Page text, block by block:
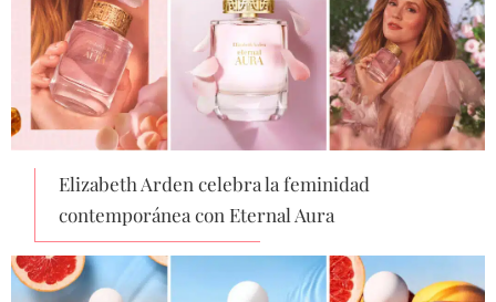
Elizabeth Arden celebra la feminidad
contemporánea con Eternal Aura